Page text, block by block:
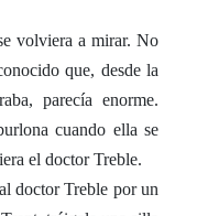
volviera a mirar. No
que, desde la
parecía enorme.
cuando ella se
el doctor Treble.
doctor Treble por un